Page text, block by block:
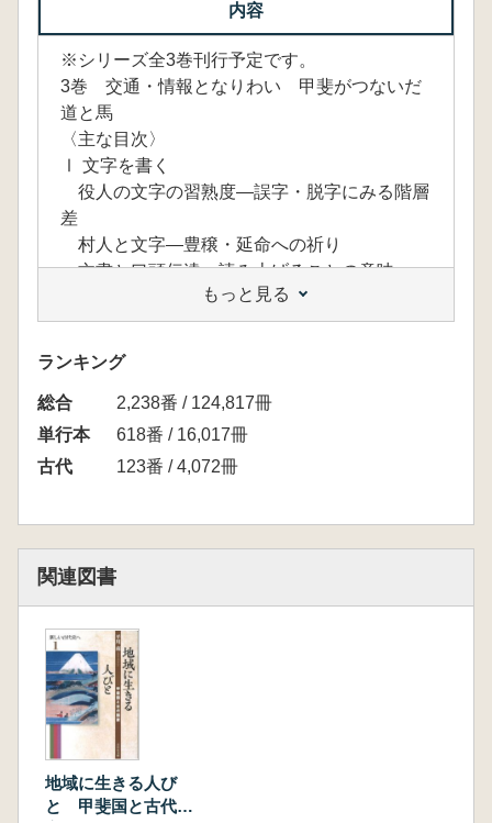
内容
※シリーズ全3巻刊行予定です。
3巻 交通・情報となりわい 甲斐がつないだ
道と馬
〈主な目次〉
Ⅰ 文字を書く
役人の文字の習熟度―誤字・脱字にみる階層
差
村人と文字―豊穣・延命への祈り
文書と口頭伝達―読み上げることの意味
木簡の大きさと格付け―長さにみる権威
墨書土器は何を伝えてくれるのか―神仏への
願いと文献にない地名
他
Ⅱ 人びとの祈り
水の神・龍王への祈り―雨乞い・止雨祈願の
木簡
就を祈る
他
Ⅱ 文字文化のひろがり
偽作とされた多賀城碑―古代石碑の世界1
東アジアのなかの多賀城碑―古代石碑の世界
「世界の記憶」・上野三碑―古代石碑の世界
もっと見る
ランキング
総合
2,238番 / 124,817冊
単行本
618番 / 16,017冊
古代
123番 / 4,072冊
関連図書
地域に生きる人び
と 甲斐国と古代国